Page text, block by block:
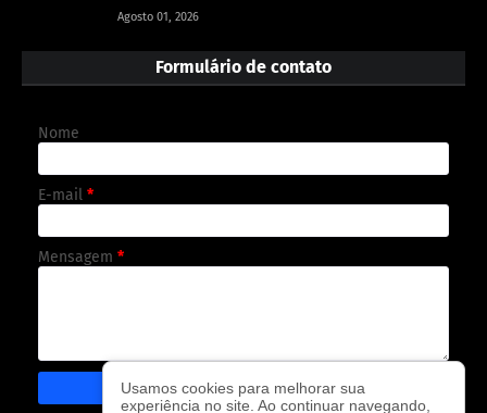
Agosto 01, 2026
Formulário de contato
Nome
E-mail *
Mensagem *
Usamos cookies para melhorar sua
experiência no site. Ao continuar navegando,